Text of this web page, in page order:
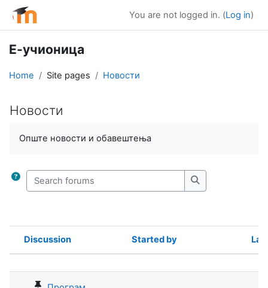
Skip to main content
You are not logged in. (Log in)
Е-учионица
Home Site pages Новости
Новости
Опште новости и обавештења
Search forums
Search forums
Status
Discussion Started by